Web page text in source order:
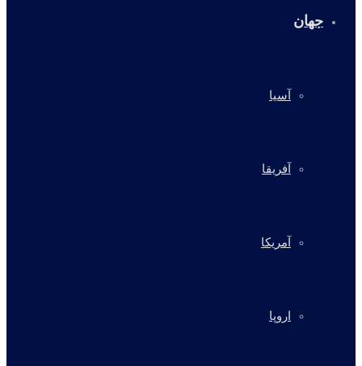
جهان
آسیا
آفریقا
آمریکا
اروپا